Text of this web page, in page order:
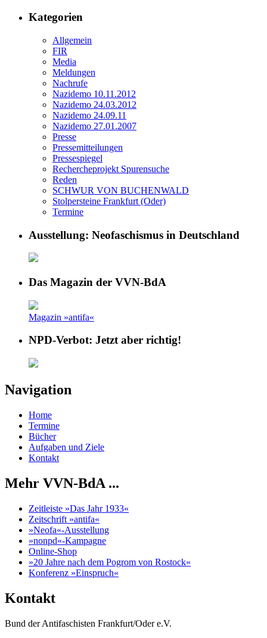
Kategorien
Allgemein
FIR
Media
Meldungen
Nachrufe
Nazidemo 10.11.2012
Nazidemo 24.03.2012
Nazidemo 24.09.11
Nazidemo 27.01.2007
Presse
Pressemitteilungen
Pressespiegel
Rechercheprojekt Spurensuche
Reden
SCHWUR VON BUCHENWALD
Stolpersteine Frankfurt (Oder)
Termine
Ausstellung: Neofaschismus in Deutschland
Das Magazin der VVN-BdA
Magazin »antifa«
NPD-Verbot: Jetzt aber richtig!
Navigation
Home
Termine
Bücher
Aufgaben und Ziele
Kontakt
Mehr VVN-BdA ...
Zeitleiste »Das Jahr 1933«
Zeitschrift »antifa«
»Neofa«-Ausstellung
»nonpd«-Kampagne
Online-Shop
»20 Jahre nach dem Pogrom von Rostock«
Konferenz »Einspruch«
Kontakt
Bund der Antifaschisten Frankfurt/Oder e.V.